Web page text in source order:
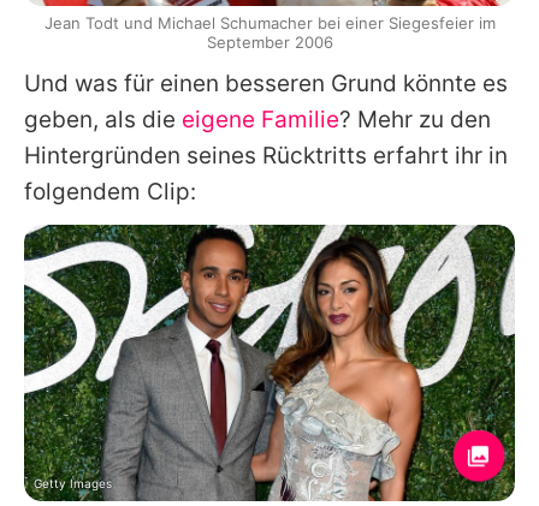
Und was für einen besseren Grund könnte es
geben, als die eigene Familie? Mehr zu den
Hintergründen seines Rücktritts erfahrt ihr in
folgendem Clip:
Jean Todt und Michael Schumacher bei einer Siegesfeier im
September 2006
Getty Images